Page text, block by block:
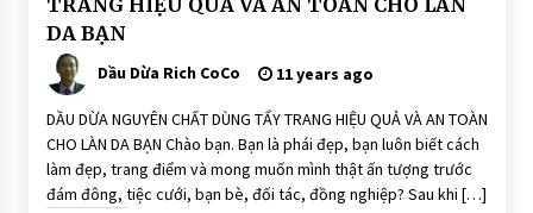
DẦU
DỪA
DƯỠNG
DA
TRANG HIỆU QUẢ VÀ AN TOÀN CHO LÀN
DA BẠN
Dầu Dừa Rich CoCo 11 years ago
DẦU DỪA NGUYÊN CHẤT DÙNG TẨY TRANG HIỆU QUẢ VÀ AN TOÀN
CHO LÀN DA BẠN Chào bạn. Bạn là phái đẹp, bạn luôn biết cách
làm đẹp, trang điểm và mong muốn mình thật ấn tượng trước
đám đông, tiệc cưới, bạn bè, đối tác, đồng nghiệp? Sau khi […]